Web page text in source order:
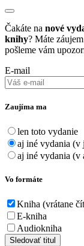
Čakáte na nové
knihy? Máte
pošleme vám
E-mail
Zaujíma ma
len toto vydanie
aj iné vydania (v
aj iné vydania
Vo formáte
Kniha (vrátane
E-kniha
Audiokniha
Sledovať titul